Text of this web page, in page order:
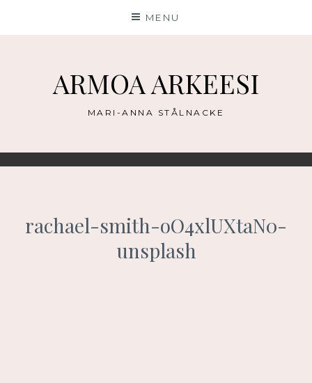
MENU
ARMOA ARKEESI
MARI-ANNA STÅLNACKE
rachael-smith-oO4xlUXtaN0-
unsplash